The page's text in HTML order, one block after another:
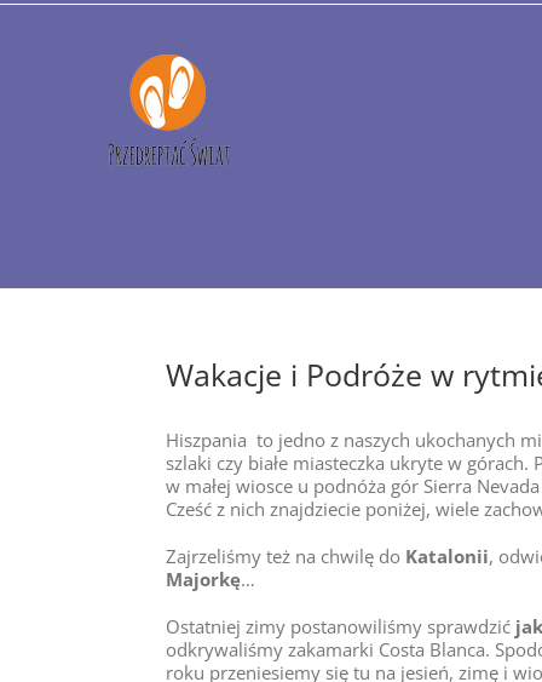
Przejdź
Wakacje i Podróże w
Hiszpania to jedno z naszych ukochanych
szlaki czy białe miasteczka ukryte w
w małej wiosce u podnóża gór Sierra
Cześć z nich znajdziecie poniżej, wiele
Zajrzeliśmy też na chwilę do Katalonii,
Majorkę…
Ostatniej zimy postanowiliśmy sprawdzić
odkrywaliśmy zakamarki Costa Blanca.
roku przeniesiemy się tu na jesień, zimę i